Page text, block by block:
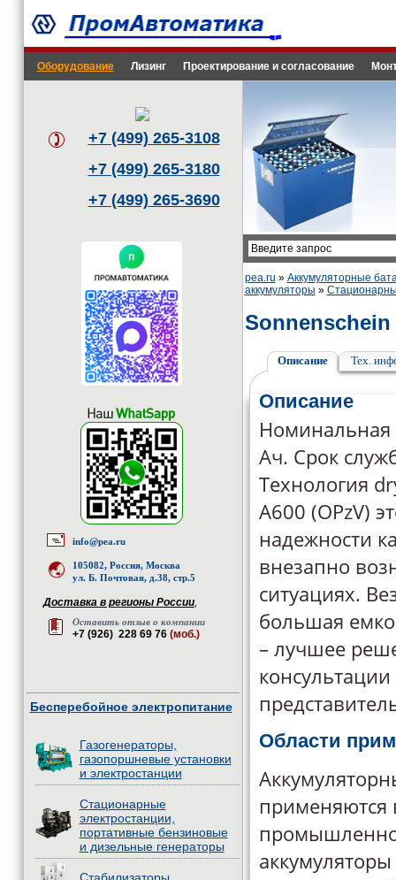
Оборудование Лизинг Проектирование и согласование
+7 (499) 265-3108
+7 (499) 265-3180
+7 (499) 265-3690
info@pea.ru
105082, Россия, Москва
ул. Б. Почтовая, д.38, стр.5
Доставка в регионы России,
Оставить отзыв о компании
+7 (926) 228 69 76 (моб.)
Бесперебойное электропитание
Газогенераторы,
газопоршневые установки
и электростанции
Стационарные
электростанции,
портативные бензиновые
и дизельные генераторы
pea.ru » Аккумуляторные
аккумуляторы »
Sonnenschein
Описание Тех.
Описание
Номинальная
Aч. Срок
Технология
A600 (OPzV)
надежности
внезапно
ситуациях.
большая
– лучшее
Области
применяются